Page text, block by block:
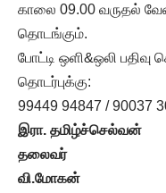
காலை 09.00 வருதல்
தொடங்கும்.
போட்டி ஒளி&ஒலி பதிவு
தொடர்புக்கு:
99449 94847 / 90037
இரா. தமிழ்ச்செல்வன்
தலைவர்
வி.மோகன்